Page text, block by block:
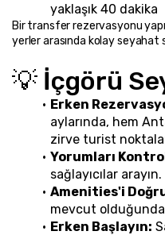
yaklaşık 40 dakika
Bir transfer rezervasyonu
yerler arasında kolay seyahat
💡 İçgörü
Erken
aylarında, hem
zirve turist
Yorumları
sağlayıcılar arayın.
Amenities'i
mevcut
Erken Başlayın: